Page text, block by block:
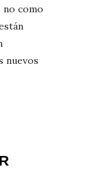
no como
nuevos